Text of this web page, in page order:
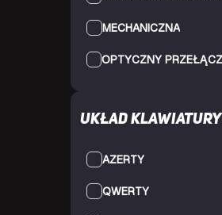
MECHANICZNA
Układ klawiatury
AZERTY
QWERTY